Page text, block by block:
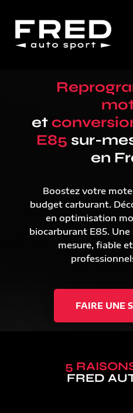
et
E85 sur-
en
Boostez votre
budget carburant.
en optimisation
biocarburant E85.
mesure, fiable
FAIRE UNE
5
FRED